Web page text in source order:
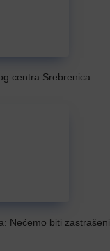
centra Srebrenica
Nećemo biti zastrašeni